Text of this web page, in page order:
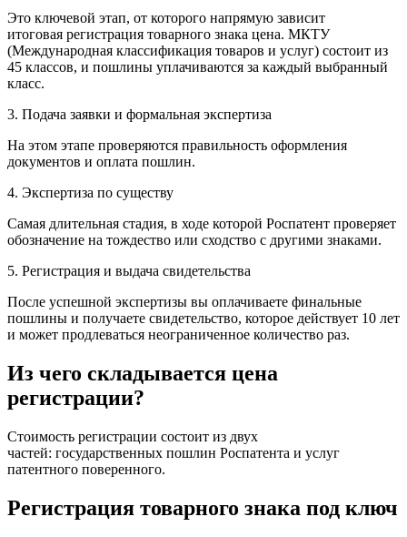
Это ключевой этап, от которого напрямую зависит
итоговая регистрация товарного знака цена. МКТУ
(Международная классификация товаров и услуг) состоит из
45 классов, и пошлины уплачиваются за каждый выбранный
класс.
3. Подача заявки и формальная экспертиза
На этом этапе проверяются правильность оформления
документов и оплата пошлин.
4. Экспертиза по существу
Самая длительная стадия, в ходе которой Роспатент проверяет
обозначение на тождество или сходство с другими знаками.
5. Регистрация и выдача свидетельства
После успешной экспертизы вы оплачиваете финальные
пошлины и получаете свидетельство, которое действует 10 лет
и может продлеваться неограниченное количество раз.
Из чего складывается цена
регистрации?
Стоимость регистрации состоит из двух
частей: государственных пошлин Роспатента и услуг
патентного поверенного.
Регистрация товарного знака под ключ